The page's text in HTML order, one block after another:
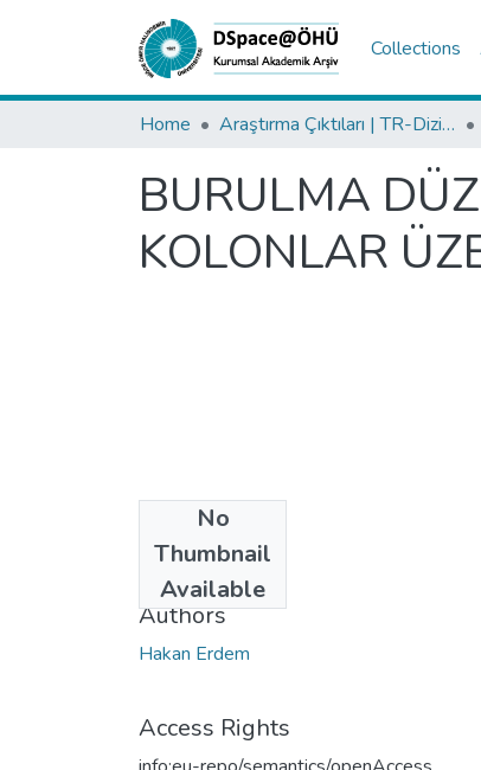
Collections
Home Araştırma Çıktıları | TR-Dizin | WoS | Scopus | PubMed
BURULMA
KOLONLAR
No
Thumbnail
Available
2016
Authors
Hakan Erdem
Access Rights